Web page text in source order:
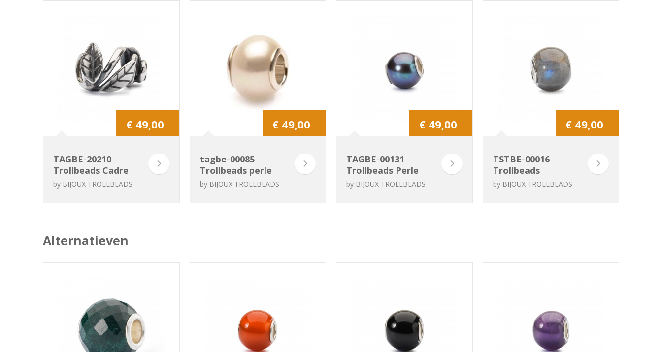
€ 49,00
TAGBE-20210
Trollbeads Cadre
naturel
by BIJOUX TROLLBEADS
€ 49,00
tagbe-00085
Trollbeads perle
blanche
by BIJOUX TROLLBEADS
€ 49,00
TAGBE-00131
Trollbeads Perle
Paon
by BIJOUX TROLLBEADS
€ 49,00
TSTBE-00016
Trollbeads
Labradorite
by BIJOUX TROLLBEADS
Alternatieven